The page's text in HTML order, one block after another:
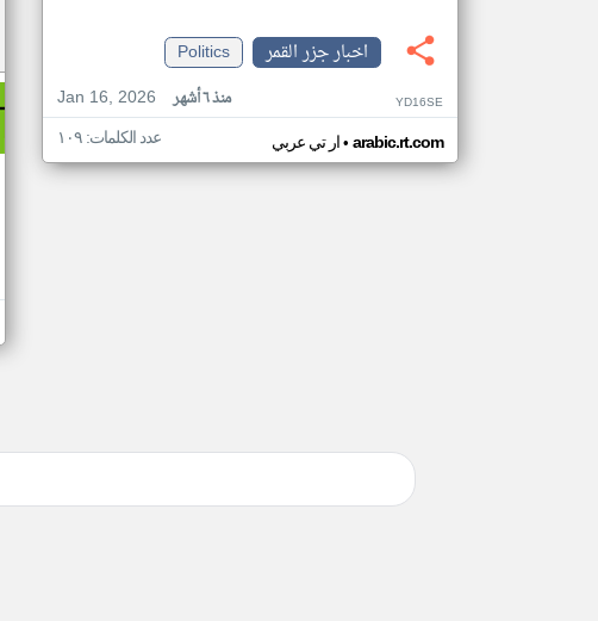
اخبار جزر القمر
Politics
Jan 16, 2026
منذ ٦ أشهر YD16SE
ار تي عربي• arabic.rt.com عدد الكلمات: ١٠٩